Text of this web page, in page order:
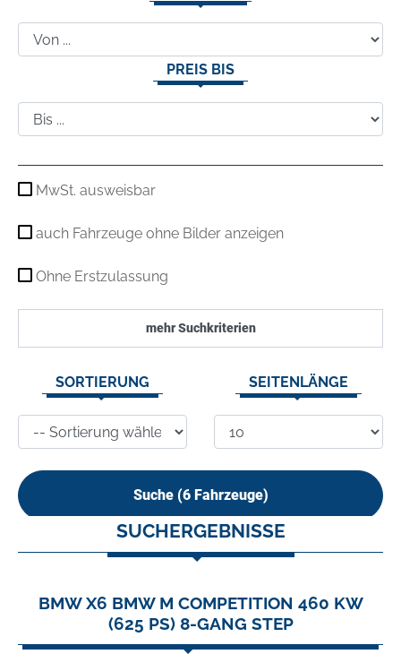
PREIS BIS
MwSt. ausweisbar
auch Fahrzeuge ohne Bilder anzeigen
Ohne Erstzulassung
mehr Suchkriterien
SORTIERUNG SEITENLÄNGE
Suche (6Fahrzeuge)
SUCHERGEBNISSE
BMW X6 BMW M COMPETITION 460 KW
(625 PS) 8-GANG STEP